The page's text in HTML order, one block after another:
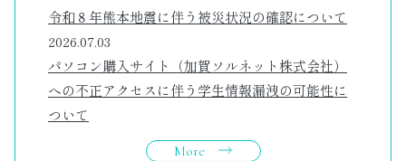
令和８年熊本地震に伴う被災状況の確認について
2026.07.03
パソコン購入サイト（加賀ソルネット株式会社）
への不正アクセスに伴う学生情報漏洩の可能性に
ついて
More